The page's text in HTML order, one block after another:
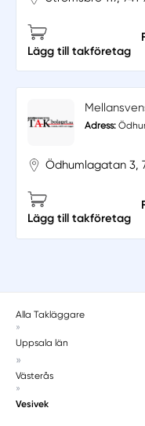
Lägg till takföretag
Adress:
Ödhumlagatan 3,
Lägg till takföretag
Alla Takläggare
»
Uppsala län
»
Västerås
»
Vesivek